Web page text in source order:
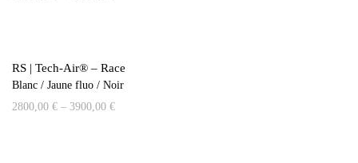
RS | Tech-Air® – Race
Blanc / Jaune fluo / Noir
2800,00 €– 3900,00 €